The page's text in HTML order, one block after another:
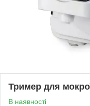
Тример для
В наявності